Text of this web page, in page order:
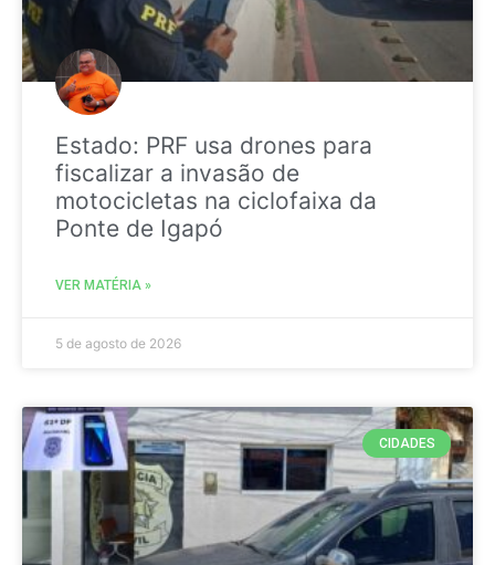
Estado: PRF usa drones para
fiscalizar a invasão de
motocicletas na ciclofaixa da
Ponte de Igapó
VER MATÉRIA »
5 de agosto de 2026
CIDADES